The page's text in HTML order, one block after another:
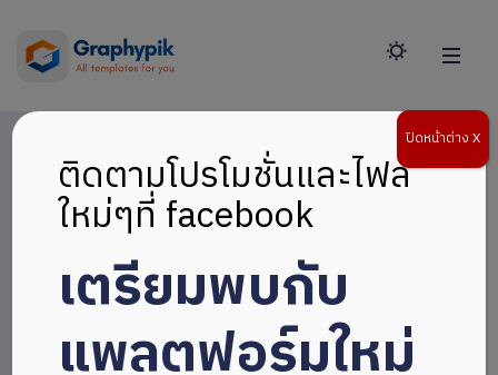
ติดตามโปรโมชั่นและไฟล์
ใหม่ๆที่ facebook
เตรียมพบกับ
แพลตฟอร์มใหม่
ปิดหน้าต่าง X